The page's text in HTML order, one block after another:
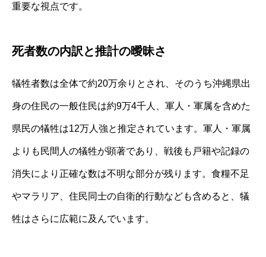
重要な視点です。
死者数の内訳と推計の曖昧さ
犠牲者数は全体で約20万余りとされ、そのうち沖縄県出
身の住民の一般住民は約9万4千人、軍人・軍属を含めた
県民の犠牲は12万人強と推定されています。軍人・軍属
よりも民間人の犠牲が顕著であり、戦後も戸籍や記録の
消失により正確な数は不明な部分が残ります。食糧不足
やマラリア、住民同士の自衛的行動なども含めると、犠
牲はさらに広範に及んでいます。